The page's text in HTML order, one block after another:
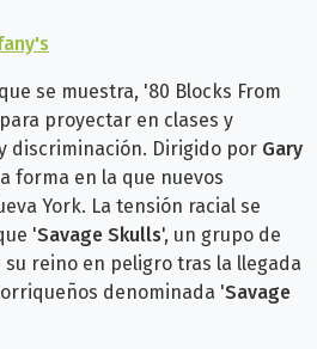
se muestra, '80 Blocks From
proyectar en clases y
discriminación. Dirigido por Gary
forma en la que nuevos
York. La tensión racial se
'Savage Skulls', un grupo de
reino en peligro tras la llegada
denominada 'Savage